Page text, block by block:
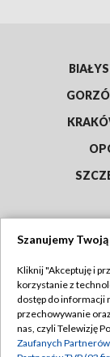
Abonament
Emisja w TVP
Szanujemy
Kliknij "Akceptuję i
korzystanie z
dostęp do informacji
przechowywanie
nas, czyli Telewizję
Zaufanych